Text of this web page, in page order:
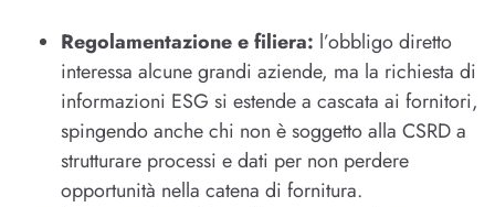
Regolamentazione e filiera: l’obbligo diretto
interessa alcune grandi aziende, ma la richiesta di
informazioni ESG si estende a cascata ai fornitori,
spingendo anche chi non è soggetto alla CSRD a
strutturare processi e dati per non perdere
opportunità nella catena di fornitura.